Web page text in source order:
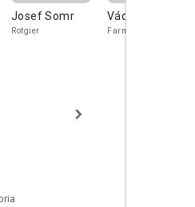
Josef Somr
Rotgier
Václav Kotva
Farmer